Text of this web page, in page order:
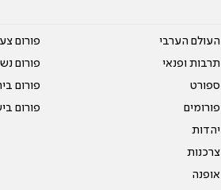
העולם הערבי
תרבות ופנאי
ספורט
פורומים
יהדות
צרכנות
אופנה
פורום
פורום
פורום
פורום